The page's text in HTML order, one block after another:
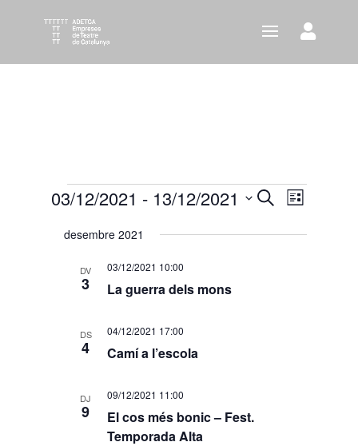
Esdeveniments
Navegació
i
Cerca
Llista
03/12/2021 - 13/12/2021
unadesembre 2021
DV
3 La guerra dels mons
03/12/2021 10:00
DS
4 Camí a l’escola
04/12/2021 17:00
DJ
9
El cos més bonic – Fest.
Temporada Alta
09/12/2021 11:00